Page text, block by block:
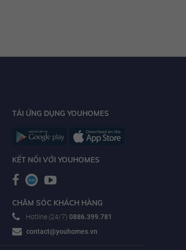
TẢI ỨNG DỤNG YOUHOMES
KẾT NỐI VỚI YOUHOMES
CHĂM SÓC KHÁCH HÀNG
Hotline (24/7) 0886.399.781
contact@youhomes.vn